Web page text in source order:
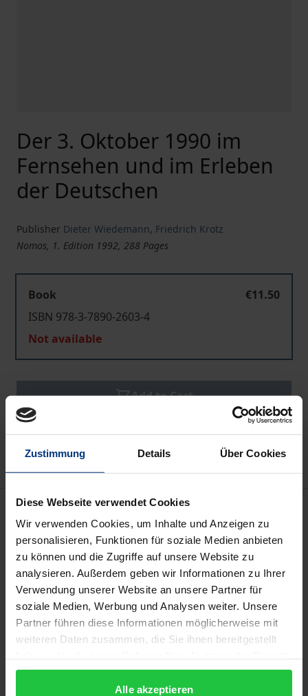
Zustimmung Details Über Cookies
Diese Webseite verwendet Cookies
Wir verwenden Cookies, um Inhalte und Anzeigen zu
personalisieren, Funktionen für soziale Medien anbieten
zu können und die Zugriffe auf unsere Website zu
analysieren. Außerdem geben wir Informationen zu Ihrer
Verwendung unserer Website an unsere Partner für
soziale Medien, Werbung und Analysen weiter. Unsere
Partner führen diese Informationen möglicherweise mit
weiteren Daten zusammen, die Sie ihnen bereitgestellt
gesammelt haben.
Alle akzeptieren
Der 3. Oktober 1990 im
Fernsehen und im Erleben
der Deutschen
Publisher Dieter Wiedemann, Friedrich Krotz
Nomos, 1. Edition 1992, 288 Pages
Book
€11.50
ISBN 978-3-7890-2603-4
Not available
Add to Cart
Add to Wish List
Delivery cost notice
Bibliographical data
Edition
1
ISBN
978-3-7890-2603-4
Jan 16, 1992